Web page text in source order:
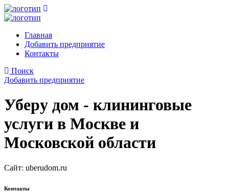
Главная
Добавить предприятие
Контакты
Поиск
Добавить предприятие
Уберу дом - клининговые
услуги в Москве и
Московской области
Сайт: uberudom.ru
Контакты